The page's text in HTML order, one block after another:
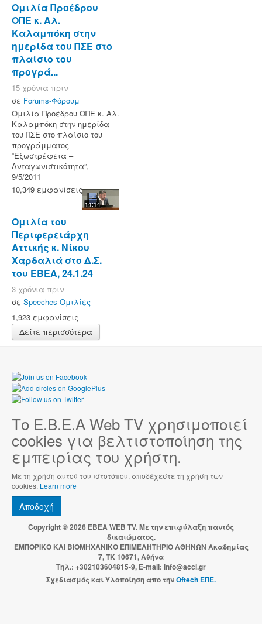
Ομιλία Προέδρου
ΟΠΕ κ. Αλ.
Καλαμπόκη στην
ημερίδα του ΠΣΕ στο
πλαίσιο του
προγρά...
15 χρόνια πριν
σε Forums-Φόρουμ
Ομιλία Προέδρου ΟΠΕ κ. Αλ.
Καλαμπόκη στην ημερίδα
του ΠΣΕ στο πλαίσιο του
προγράμματος
“Εξωστρέφεια –
Ανταγωνιστικότητα”,
9/5/2011
10,349 εμφανίσεις
14:14
Ομιλία του
Περιφερειάρχη
Αττικής κ. Νίκου
Χαρδαλιά στο Δ.Σ.
του ΕΒΕΑ, 24.1.24
3 χρόνια πριν
σε Speeches-Ομιλίες
1,923 εμφανίσεις
Δείτε περισσότερα
Το Ε.Β.Ε.Α Web TV χρησιμοποιεί
cookies για βελτιστοποίηση της
εμπειρίας του χρήστη.
Με τη χρήση αυτού του ιστοτόπου, αποδέχεστε τη χρήση των
cookies. Learn more
Αποδοχή
Copyright © 2026 EBEA WEB TV. Με την επιφύλαξη παντός
δικαιώματος.
ΕΜΠΟΡΙΚΟ ΚΑΙ ΒΙΟΜΗΧΑΝΙΚΟ ΕΠΙΜΕΛΗΤΗΡΙΟ ΑΘΗΝΩΝ Ακαδημίας
7, ΤΚ 10671, Αθήνα
Τηλ.: +302103604815-9, E-mail: info@acci.gr
Σχεδιασμός και Υλοποίηση απο τηνOftech ΕΠΕ.